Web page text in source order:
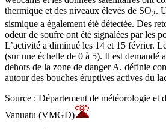
thermique et des niveaux élevés de SO2.
sismique a également été détectée. Des
odeur de soufre ont été signalées par les
L’activité a diminué les 14 et 15 février.
(sur une échelle de 0 à 5). Il est demandé
dehors de la zone de danger A, définie
autour des bouches éruptives actives du
Source : Département de météorologie et
Vanuatu (VMGD)